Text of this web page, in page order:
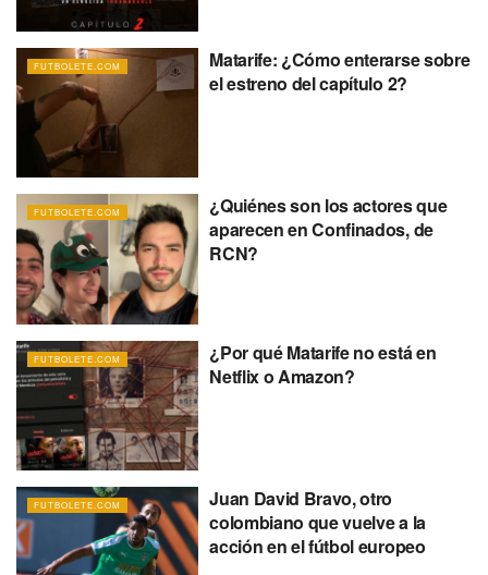
FUTBOLETE.COM
Matarife: ¿Cómo enterarse sobre
el estreno del capítulo 2?
FUTBOLETE.COM
¿Quiénes son los actores que
aparecen en Confinados, de
RCN?
FUTBOLETE.COM
¿Por qué Matarife no está en
Netflix o Amazon?
FUTBOLETE.COM
Juan David Bravo, otro
colombiano que vuelve a la
acción en el fútbol europeo